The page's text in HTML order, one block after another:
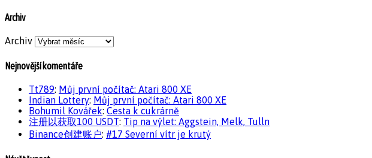
Archiv
Archiv
Nejnovější komentáře
Tt789: Můj první počítač: Atari 800 XE
Indian Lottery: Můj první počítač: Atari 800 XE
Bohumil Kovářek: Cesta k cukrárně
注册以获取100 USDT: Tip na výlet: Aggstein, Melk, Tulln
Binance创建账户: #17 Severní vítr je krutý